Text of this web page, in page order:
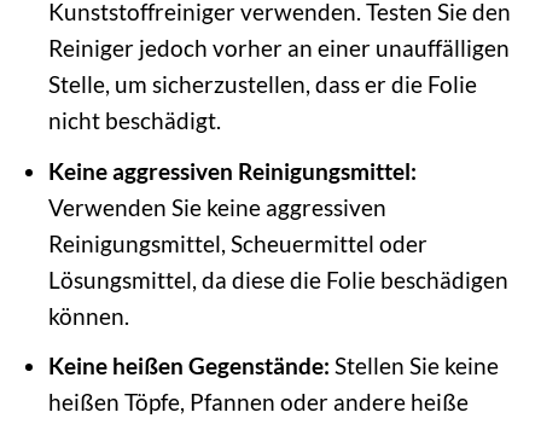
Kunststoffreiniger verwenden. Testen Sie den
Reiniger jedoch vorher an einer unauffälligen
Stelle, um sicherzustellen, dass er die Folie
nicht beschädigt.
Keine aggressiven Reinigungsmittel:
Verwenden Sie keine aggressiven
Reinigungsmittel, Scheuermittel oder
Lösungsmittel, da diese die Folie beschädigen
können.
Keine heißen Gegenstände: Stellen Sie keine
heißen Töpfe, Pfannen oder andere heiße